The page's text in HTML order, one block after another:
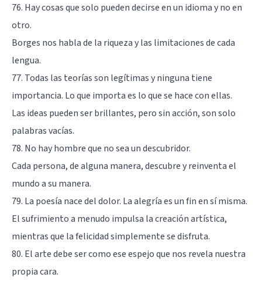
76. Hay cosas que solo pueden decirse en un idioma y no en
otro.
Borges nos habla de la riqueza y las limitaciones de cada
lengua.
77. Todas las teorías son legítimas y ninguna tiene
importancia. Lo que importa es lo que se hace con ellas.
Las ideas pueden ser brillantes, pero sin acción, son solo
palabras vacías.
78. No hay hombre que no sea un descubridor.
Cada persona, de alguna manera, descubre y reinventa el
mundo a su manera.
79. La poesía nace del dolor. La alegría es un fin en sí misma.
El sufrimiento a menudo impulsa la creación artística,
mientras que la felicidad simplemente se disfruta.
80. El arte debe ser como ese espejo que nos revela nuestra
propia cara.